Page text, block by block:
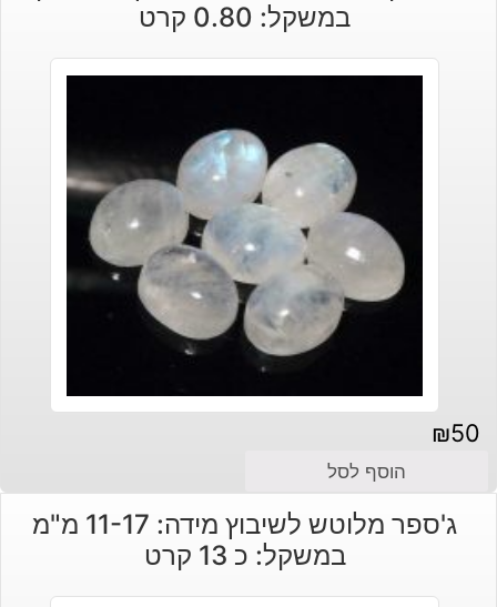
במשקל: 0.80 קרט
₪50
הוסף לסל
ג'ספר מלוטש לשיבוץ מידה: 11-17 מ"מ
במשקל: כ 13 קרט